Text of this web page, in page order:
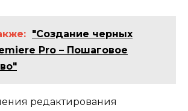
"Создание черных
Pro – Пошаговое
редактирования